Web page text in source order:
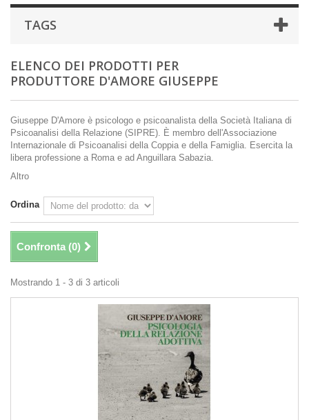
TAGS
ELENCO DEI PRODOTTI PER
PRODUTTORE D'AMORE GIUSEPPE
Giuseppe D'Amore è psicologo e psicoanalista della Società Italiana di
Psicoanalisi della Relazione (SIPRE). È membro dell'Associazione
Internazionale di Psicoanalisi della Coppia e della Famiglia. Esercita la
libera professione a Roma e ad Anguillara Sabazia.
Altro
Ordina
Confronta (0)
Mostrando 1 - 3 di 3 articoli